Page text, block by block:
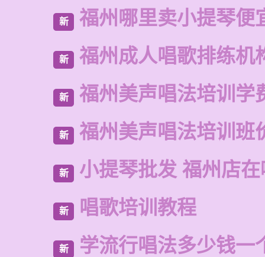
新 福州哪里卖小提琴便
新 福州成人唱歌排练机
新 福州美声唱法培训学
新 福州美声唱法培训班
新 小提琴批发 福州店
新 唱歌培训教程
新 学流行唱法多少钱一